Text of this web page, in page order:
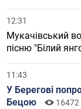
12:31
Мукачівський
пісню "Білий
11:43
У Берегові
Бецою
16472